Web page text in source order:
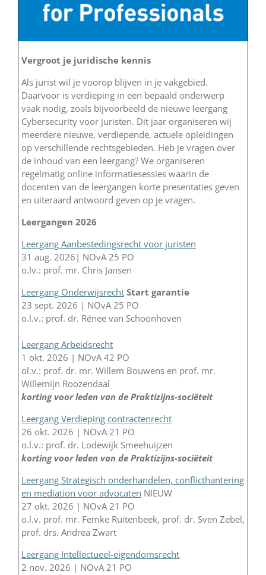
Vergroot je juridische kennis
Als jurist wil je voorop blijven in je vakgebied.
Daarvoor is verdieping in een bepaald onderwerp
vaak nodig, zoals bijvoorbeeld de nieuwe leergang
Cybersecurity voor juristen. Dit jaar organiseren wij
meerdere nieuwe, verdiepende, actuele opleidingen
op verschillende rechtsgebieden. Heb je vragen over
de inhoud van een leergang? We organiseren
regelmatig online informatiesessies waarin de
docenten van de leergangen korte presentaties geven
en uiteraard antwoord geven op je vragen.
Leergangen 2026
Leergang Aanbestedingsrecht voor juristen
31 aug. 2026| NOvA 25 PO
o.lv.: prof. mr. Chris Jansen
Leergang Onderwijsrecht Start garantie
23 sept. 2026 | NOvA 25 PO
o.l.v.: prof. dr. Rénee van Schoonhoven
Leergang Arbeidsrecht
1 okt. 2026 | NOvA 42 PO
ol.v.: prof. dr. mr. Willem Bouwens en prof. mr.
Willemijn Roozendaal
korting voor leden van de Praktizijns-sociëteit
Leergang Verdieping contractenrecht
26 okt. 2026 | NOvA 21 PO
o.l.v.: prof. dr. Lodewijk Smeehuijzen
korting voor leden van de Praktizijns-sociëteit
Leergang Strategisch onderhandelen, conflicthantering
en mediation voor advocaten NIEUW
27 okt. 2026 | NOvA 21 PO
o.l.v. prof. mr. Femke Ruitenbeek, prof. dr. Sven Zebel,
prof. drs. Andrea Zwart
Leergang Intellectueel-eigendomsrecht
2 nov. 2026 | NOvA 21 PO